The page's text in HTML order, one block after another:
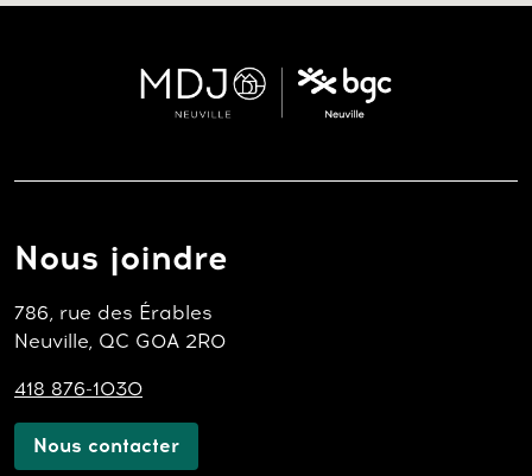
Nous joindre
786, rue des Érables
Neuville, QC G0A 2R0
418 876-1030
Nous contacter